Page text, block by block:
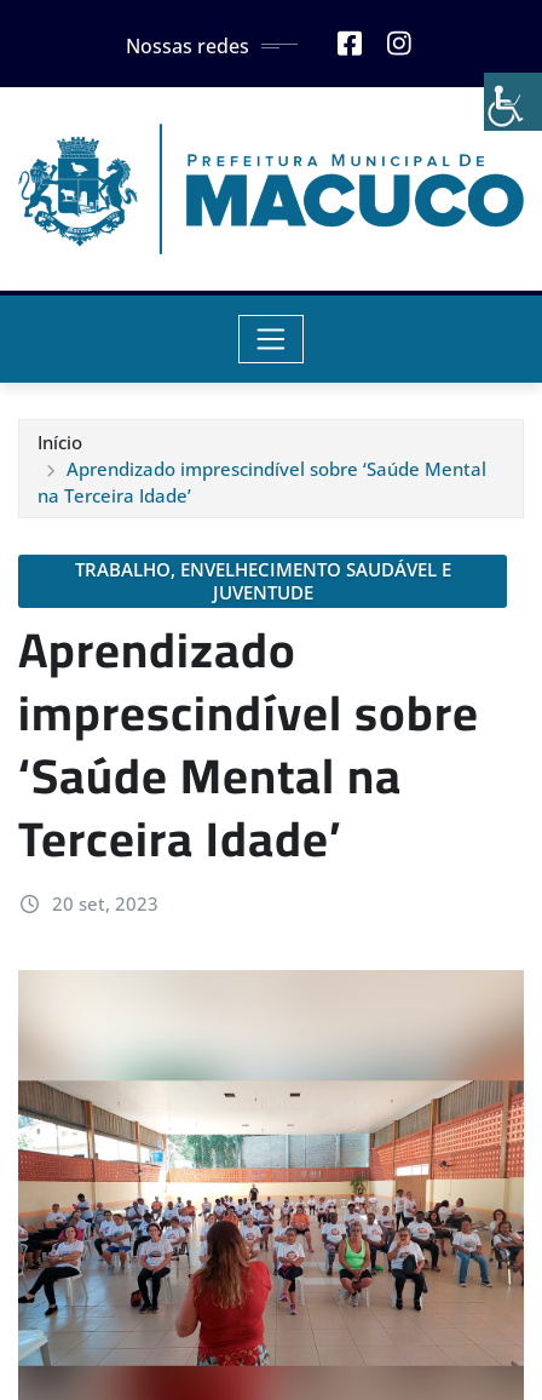
Nossas redes
Início
Aprendizado imprescindível sobre ‘Saúde Mental
na Terceira Idade’
TRABALHO, ENVELHECIMENTO SAUDÁVEL E
JUVENTUDE
Aprendizado
imprescindível sobre
‘Saúde Mental na
Terceira Idade’
20 set, 2023